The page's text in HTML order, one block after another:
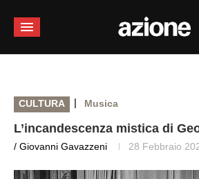
CULTURA | Musica
L’incandescenza mistica di
/ Giovanni Gavazzeni 28 Febbraio